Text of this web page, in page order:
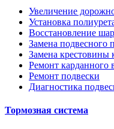
Увеличение
Установка
Восстановление
Замена подвесного
Замена крестовины
Ремонт карданного
Ремонт подвески
Диагностика
Тормозная система